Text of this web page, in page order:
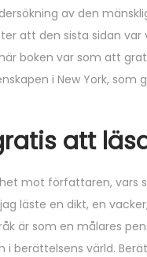
av den
att den sista sidan var
boken var som att
i New York,
att
mot författaren, vars
läste en dikt, en
är som en målares
berättelsens värld.